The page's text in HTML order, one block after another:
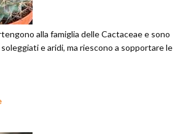
alla famiglia delle Cactaceae e sono
e aridi, ma riescono a sopportare le